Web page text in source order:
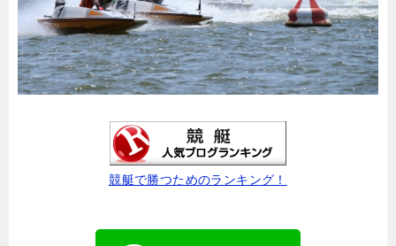
競艇で勝つためのランキング！